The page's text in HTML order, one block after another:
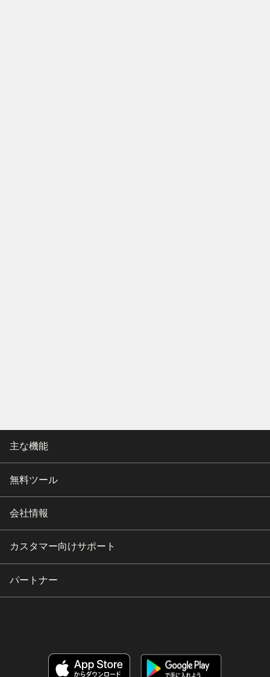
主な機能
無料ツール
会社情報
カスタマー向けサポート
パートナー